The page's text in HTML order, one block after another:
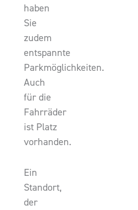
haben
Sie
zudem
entspannte
Parkmöglichkeiten.
Auch
für die
Fahrräder
ist Platz
vorhanden.
Ein
Standort,
der